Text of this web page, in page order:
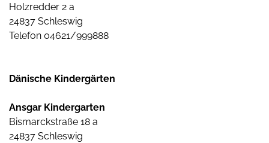
Holzredder 2 a
24837 Schleswig
Telefon 04621/999888
Dänische Kindergärten
Ansgar Kindergarten
Bismarckstraße 18 a
24837 Schleswig